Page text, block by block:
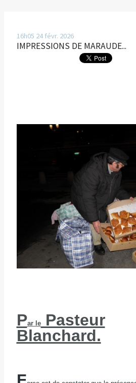
16h05 24 févr. 2026
IMPRESSIONS DE MARAUDE...
Par lePasteur
Blanchard.